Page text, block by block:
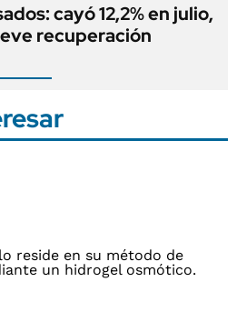
cayó 12,2% en julio,
recuperación